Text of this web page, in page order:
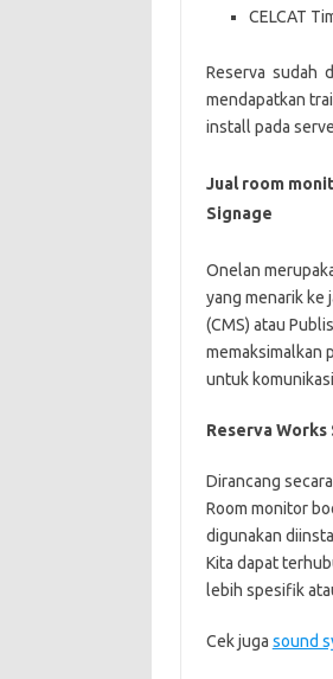
CELCAT
Reserva sudah
mendapatkan
install pada
Jual room
Signage
Onelan
yang menarik ke
(CMS) atau
memaksimalkan
untuk
Reserva Works
Dirancang
Room monitor
digunakan
Kita dapat
lebih spesifik
Cek juga sound